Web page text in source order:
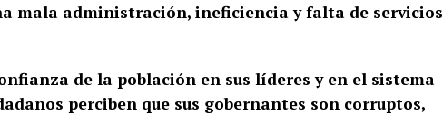
mala administración, ineficiencia y falta de servicios
de la población en sus líderes y en el sistema
perciben que sus gobernantes son corruptos,